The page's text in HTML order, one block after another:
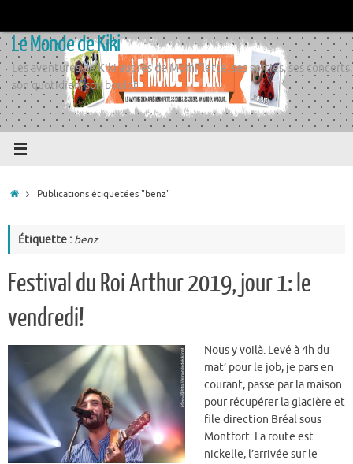
contenu
Le Monde de Kiki
Les aventures de Kiki auprès de Momiflette, ses sorties, ses concerts,
son quotidien, son boulot
AccueilPublications étiquetées "benz"
Étiquette : benz
Festival du Roi Arthur 2019, jour 1: le
vendredi!
Nous y voilà. Levé à 4h du
mat’ pour le job, je pars en
courant, passe par la maison
pour récupérer la glacière et
file direction Bréal sous
Montfort. La route est
nickelle, l’arrivée sur le